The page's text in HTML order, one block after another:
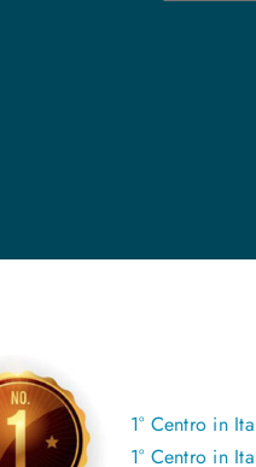
1° Centro in
1° Centro in